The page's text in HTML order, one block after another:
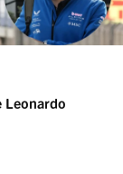
Leonardo